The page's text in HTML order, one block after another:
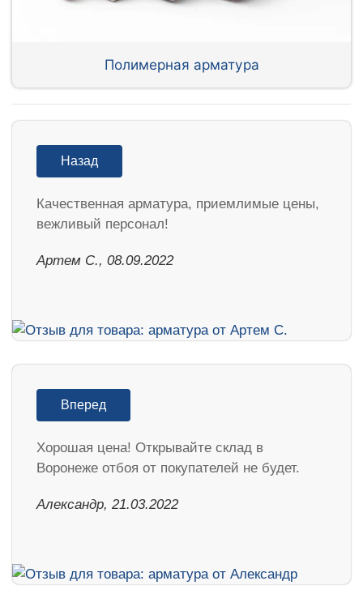
Полимерная арматура
Назад
Качественная арматура, приемлимые цены,
вежливый персонал!
Артем С., 08.09.2022
Вперед
Хорошая цена! Открывайте склад в
Воронеже отбоя от покупателей не будет.
Александр, 21.03.2022